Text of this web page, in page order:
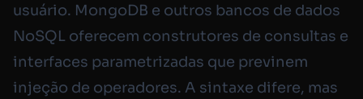
usuário. MongoDB e outros bancos de dados
NoSQL oferecem construtores de consultas e
interfaces parametrizadas que previnem
injeção de operadores. A sintaxe difere, mas